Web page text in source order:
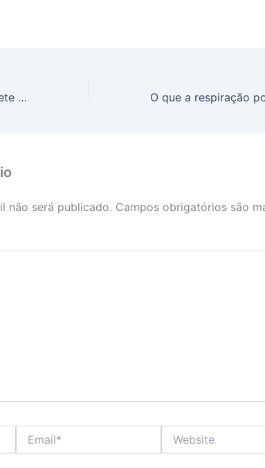
Elevação dos juros compromete economia do Brasil, afirma CNI
não será publicado. Campos obrigatórios são